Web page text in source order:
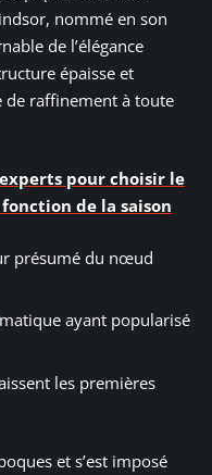
nommé en son
de l’élégance
épaisse et
raffinement à toute
pour choisir le
de la saison
présumé du nœud
ayant popularisé
les premières
et s’est imposé